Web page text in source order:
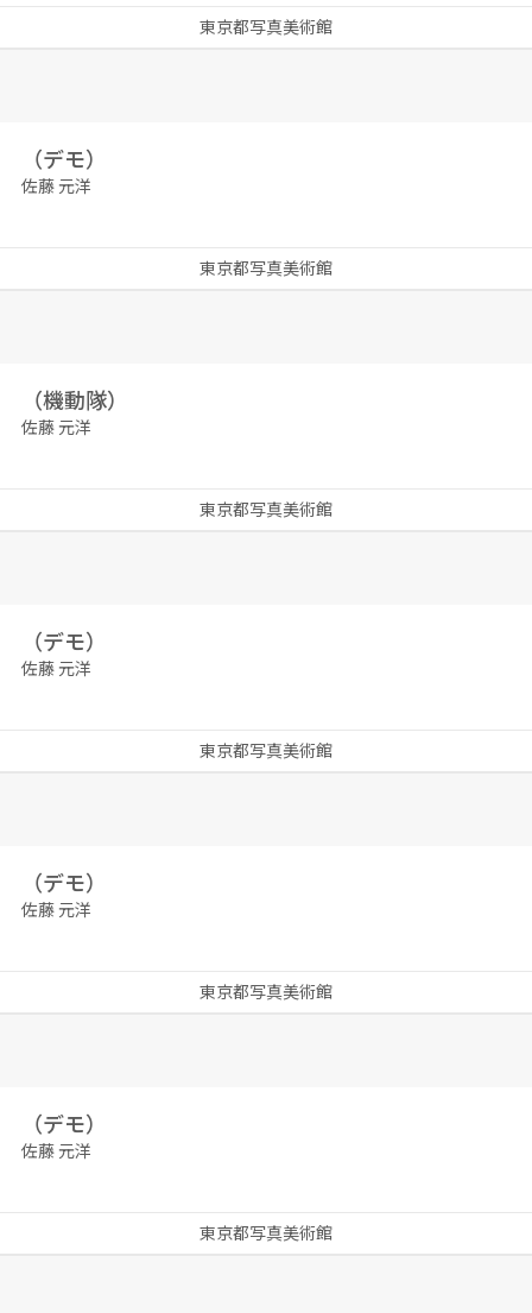
東京都写真美術館
（デモ）
佐藤 元洋
東京都写真美術館
（機動隊）
佐藤 元洋
東京都写真美術館
（デモ）
佐藤 元洋
東京都写真美術館
（デモ）
佐藤 元洋
東京都写真美術館
（デモ）
佐藤 元洋
東京都写真美術館